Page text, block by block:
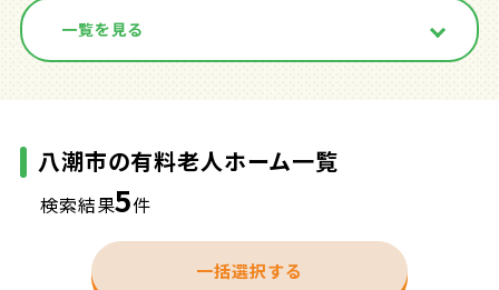
一覧を見る
八潮市の有料老人ホーム一覧
検索結果5件
一括選択する